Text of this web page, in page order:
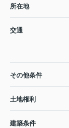
所在地
交通
その他条件
土地権利
建築条件